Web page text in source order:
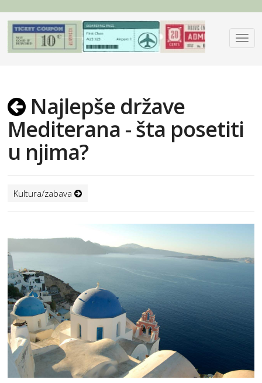
Najlepše države
Mediterana - šta posetiti
u njima?
Kultura/zabava